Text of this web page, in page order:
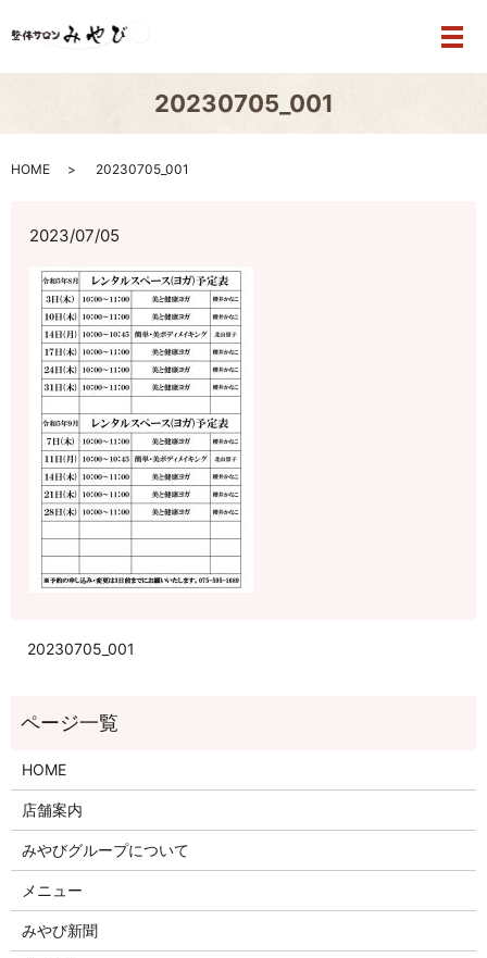
メ
20230705_001
HOME 20230705_001
2023/07/05
20230705_001
HOME
店舗案内
みやびグループについて
メニュー
みやび新聞